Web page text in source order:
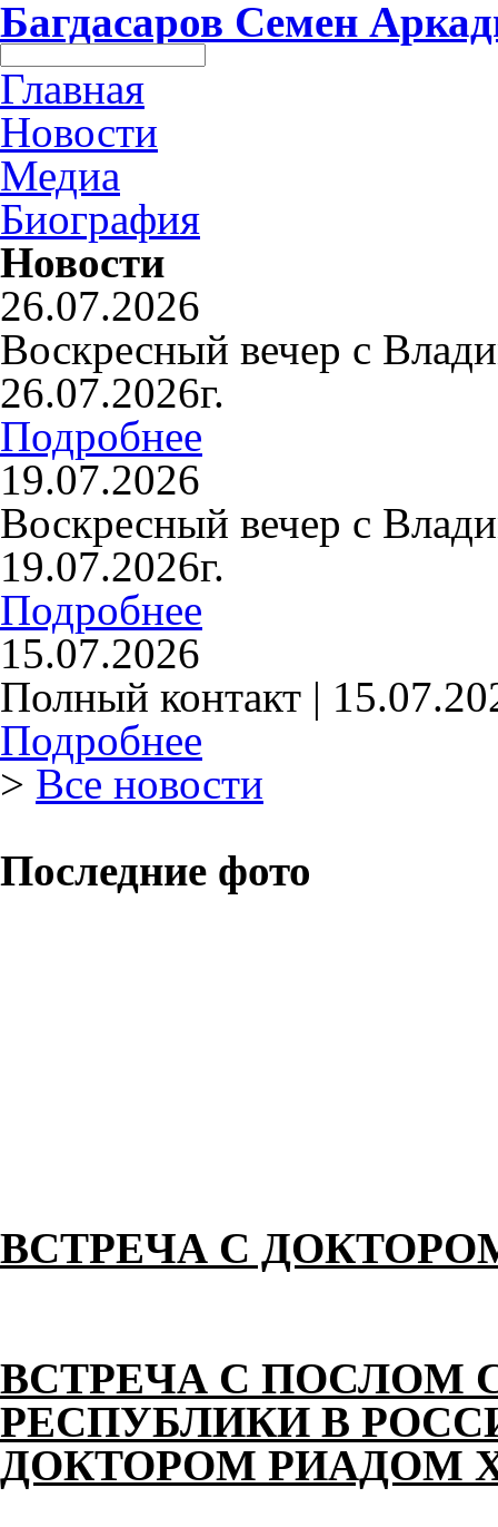
Багдасаров Семен
Главная
Новости
Медиа
Биография
Новости
26.07.2026
Воскресный вечер с
26.07.2026г.
Подробнее
19.07.2026
Воскресный вечер с
19.07.2026г.
Подробнее
15.07.2026
Полный контакт |
Подробнее
> Все новости
Последние фото
ВСТРЕЧА С
ВСТРЕЧА С ПОСЛОМ
РЕСПУБЛИКИ В
ДОКТОРОМ РИАДОМ